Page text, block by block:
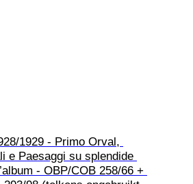
1929 - Primo Orval,
e Paesaggi su splendide
- OBP/COB 258/66 +